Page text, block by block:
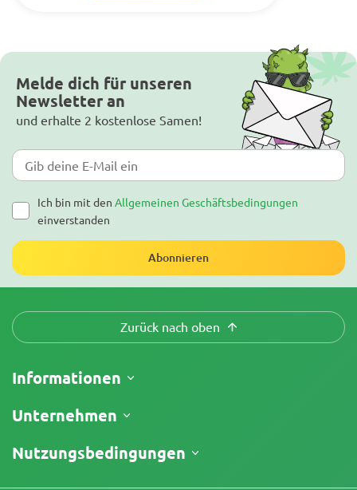
Melde dich für unseren
Newsletter an
und erhalte 2 kostenlose Samen!
Ich bin mit den Allgemeinen Geschäftsbedingungen
einverstanden
Abonnieren
Zurück nach oben
Informationen
Versand
Rückgaberecht
Unternehmen
Über uns
Nutzungsbedingungen
Geschäftsbedingungen